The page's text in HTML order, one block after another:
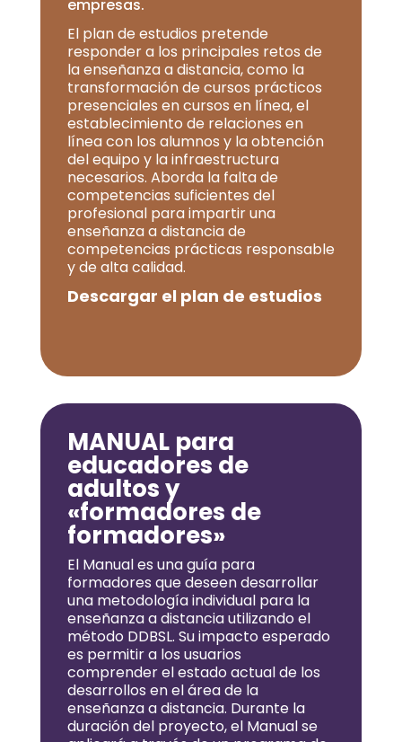
empresas.
El plan de estudios pretende
responder a los principales retos de
la enseñanza a distancia, como la
transformación de cursos prácticos
presenciales en cursos en línea, el
establecimiento de relaciones en
línea con los alumnos y la obtención
del equipo y la infraestructura
necesarios. Aborda la falta de
competencias suficientes del
profesional para impartir una
enseñanza a distancia de
competencias prácticas responsable
y de alta calidad.
Descargar el plan de estudios
MANUAL para
educadores de
adultos y
«formadores de
formadores»
El Manual es una guía para
formadores que deseen desarrollar
una metodología individual para la
enseñanza a distancia utilizando el
método DDBSL. Su impacto esperado
es permitir a los usuarios
comprender el estado actual de los
desarrollos en el área de la
enseñanza a distancia. Durante la
duración del proyecto, el Manual se